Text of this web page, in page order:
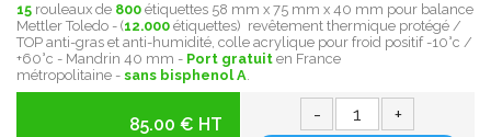
15 rouleaux de 800 étiquettes 58 mm x 75 mm x 40 mm pour balance
Mettler Toledo - (12.000 étiquettes) revêtement thermique protégé /
TOP anti-gras et anti-humidité, colle acrylique pour froid positif -10°c /
+60°c - Mandrin 40 mm - Port gratuit en France
métropolitaine - sans bisphenol A.
85.00 € HT - +